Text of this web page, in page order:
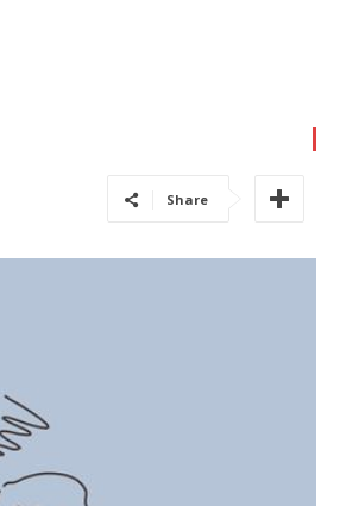
Share